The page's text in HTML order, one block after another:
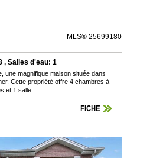
MLS® 25699180
, Salles d'eau: 1
une magnifique maison située dans
Cette propriété offre 4 chambres à
et 1 salle ...
FICHE